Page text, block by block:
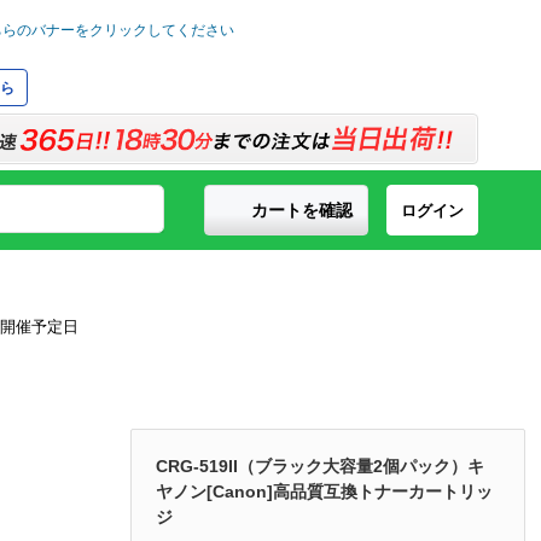
ログイン
カートを確認
CRG-519II（ブラック大容量2個パック）キ
ヤノン[Canon]高品質互換トナーカートリッ
ジ